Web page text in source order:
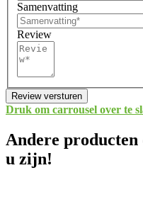
Samenvatting
Review
Review versturen
Druk om carrousel over te
Andere
u zijn!